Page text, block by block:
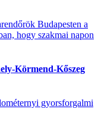
Budapesten a
hogy szakmai napon
Körmend-Kőszeg
gyorsforgalmi